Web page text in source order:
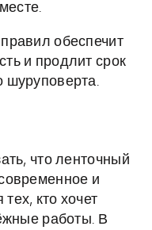
обеспечит
и продлит срок
шуруповерта.
что ленточный
и
кто хочет
работы. В